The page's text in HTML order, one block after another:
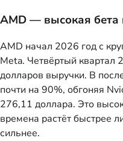
AMD — высокая бета
AMD начал 2026 год с
Meta. Четвёртый
долларов выручки. В
почти на 90%, обгоняя
276,11 доллара. Это
времена растёт быстрее
сильнее.